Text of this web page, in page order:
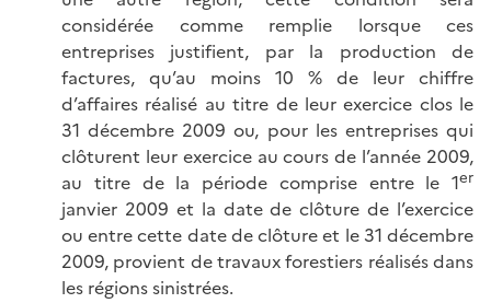
considérée comme remplie lorsque ces
entreprises justifient, par la production de
factures, qu’au moins 10 % de leur chiffre
d’affaires réalisé au titre de leur exercice clos le
31 décembre 2009 ou, pour les entreprises qui
clôturent leur exercice au cours de l’année 2009,
au titre de la période comprise entre le 1er
janvier 2009 et la date de clôture de l’exercice
ou entre cette date de clôture et le 31 décembre
2009, provient de travaux forestiers réalisés dans
les régions sinistrées.